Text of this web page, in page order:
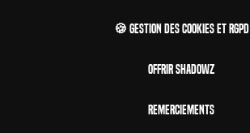
🍪 Gestion des cookies et RGPD
Offrir Shadowz
Remerciements